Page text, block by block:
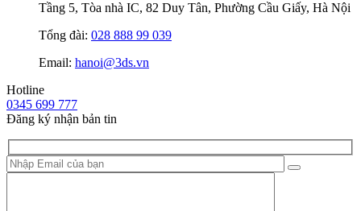
Tầng 5, Tòa nhà IC, 82 Duy Tân, Phường Cầu Giấy, Hà Nội
Tổng đài: 028 888 99 039
Email: hanoi@3ds.vn
Hotline
0345 699 777
Đăng ký nhận bản tin